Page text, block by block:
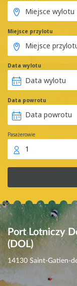
Miejsce przylotu
Data wylotu
Data powrotu
Pasażerowie
1
Port Lotniczy
(DOL)
14130 Saint-Gatien-